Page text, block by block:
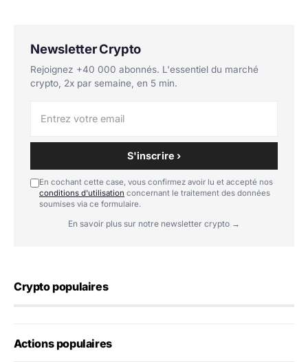
Newsletter Crypto
Rejoignez +40 000 abonnés. L'essentiel du marché
crypto, 2x par semaine, en 5 min.
S'inscrire ›
En cochant cette case, vous confirmez avoir lu et accepté nos
conditions d'utilisation concernant le traitement des données
soumises via ce formulaire.
En savoir plus sur notre newsletter crypto →
Crypto populaires
Actions populaires